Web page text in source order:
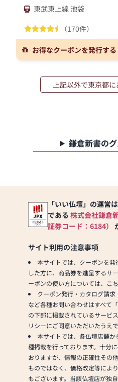
東武東上線 池袋
（170件）
お得なクーポンを発行する
上記以外で東京都
鎌倉新書の
「いい仏壇」の運営
である 株式会社鎌倉
証券コード：6184）
サイト利用の注意事項
本サイトでは、クーポンを
した方に、商品券を進呈するサ
ーポンの使い方については、こ
クーポン発行・カタログ請
など各種お問い合わせはすべて
の下部に掲載されているサービ
リシーにご同意いただいたうえ
本サイトでは、各仏壇店舗
種掲載を行っております。十分
おりますが、情報の正確性その
ものではなく、価格改定等によ
もございます。当該仏壇店が独